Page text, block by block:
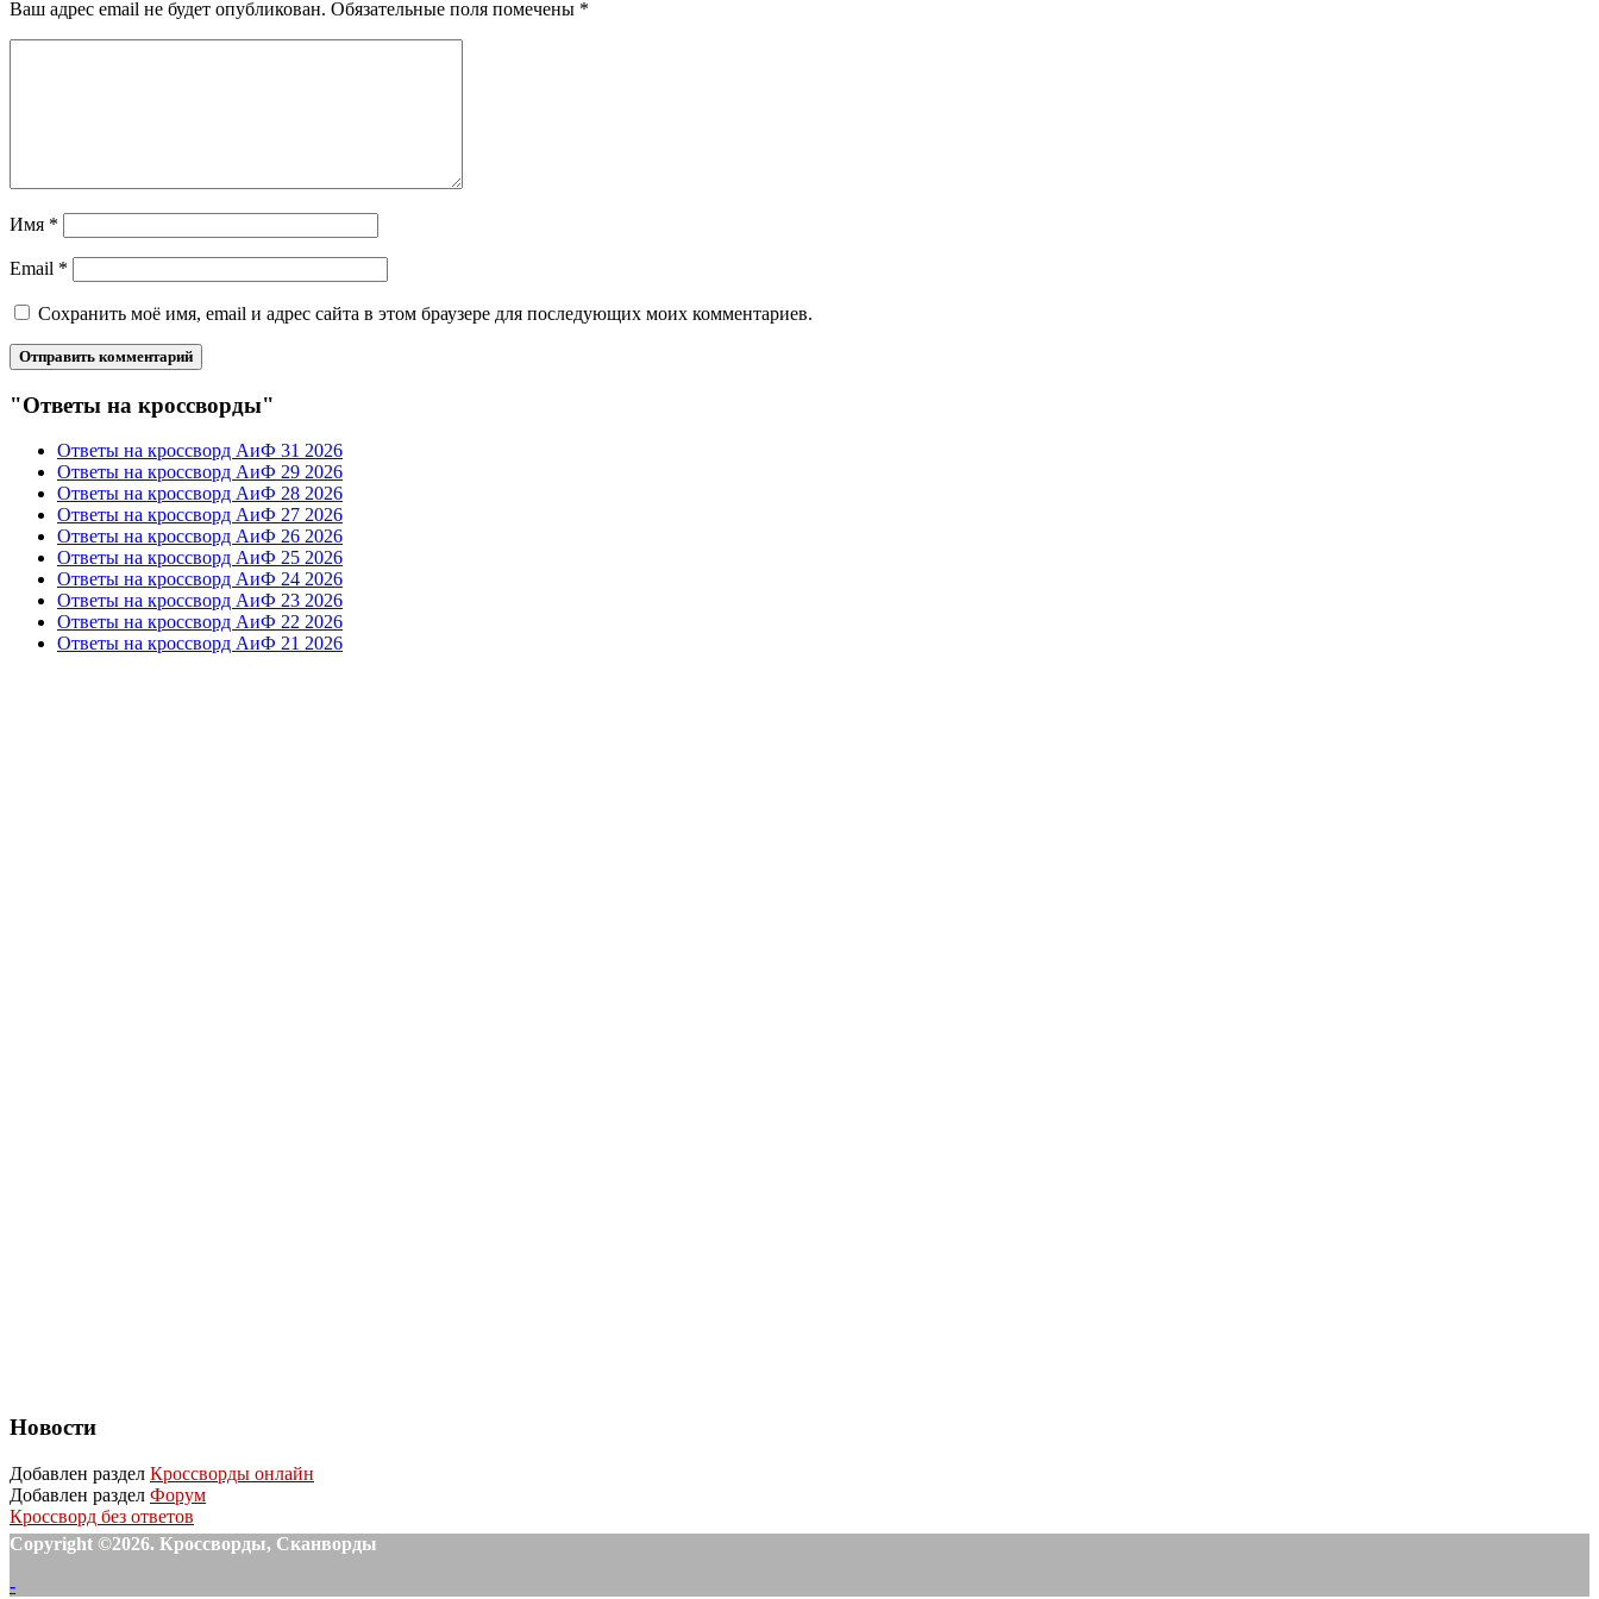
Ваш адрес email не будет опубликован. Обязательные поля помечены *
Имя *
Email *
Сохранить моё имя, email и адрес сайта в этом браузере для последующих моих комментариев.
"Ответы на кроссворды"
Ответы на кроссворд АиФ 31 2026
Ответы на кроссворд АиФ 29 2026
Ответы на кроссворд АиФ 28 2026
Ответы на кроссворд АиФ 27 2026
Ответы на кроссворд АиФ 26 2026
Ответы на кроссворд АиФ 25 2026
Ответы на кроссворд АиФ 24 2026
Ответы на кроссворд АиФ 23 2026
Ответы на кроссворд АиФ 22 2026
Ответы на кроссворд АиФ 21 2026
Новости
Добавлен раздел Кроссворды онлайн
Добавлен раздел Форум
Кроссворд без ответов
Copyright ©2026. Кроссворды, Сканворды
-